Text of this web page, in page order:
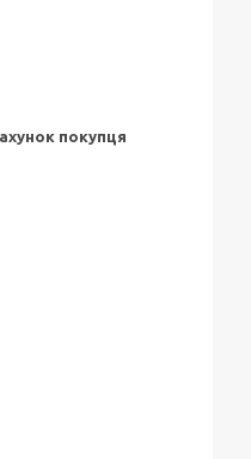
покупця